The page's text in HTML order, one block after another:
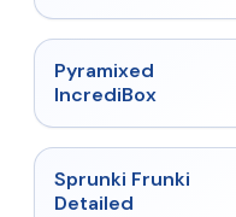
Pyramixed
IncrediBox
★
Sprunki Frunki
Detailed